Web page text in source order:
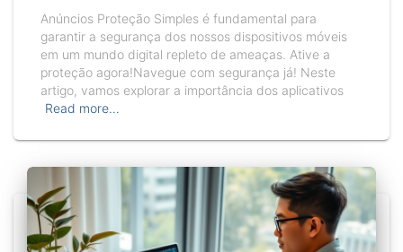
Anúncios Proteção Simples é fundamental para
garantir a segurança dos nossos dispositivos móveis
em um mundo digital repleto de ameaças. Ative a
proteção agora!Navegue com segurança já! Neste
artigo, vamos explorar a importância dos aplicativos
Read more…